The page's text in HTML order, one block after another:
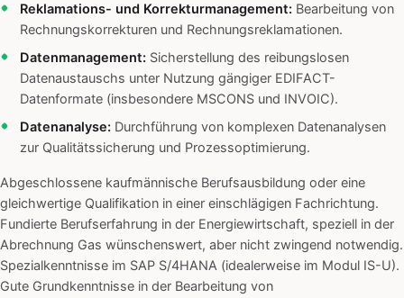
Reklamations- und Korrekturmanagement: Bearbeitung von
Rechnungskorrekturen und Rechnungsreklamationen.
Datenmanagement: Sicherstellung des reibungslosen
Datenaustauschs unter Nutzung gängiger EDIFACT-
Datenformate (insbesondere MSCONS und INVOIC).
Datenanalyse: Durchführung von komplexen Datenanalysen
zur Qualitätssicherung und Prozessoptimierung.
Abgeschlossene kaufmännische Berufsausbildung oder eine
gleichwertige Qualifikation in einer einschlägigen Fachrichtung.
Fundierte Berufserfahrung in der Energiewirtschaft, speziell in der
Abrechnung Gas wünschenswert, aber nicht zwingend notwendig.
Spezialkenntnisse im SAP S/4HANA (idealerweise im Modul IS-U).
Gute Grundkenntnisse in der Bearbeitung von